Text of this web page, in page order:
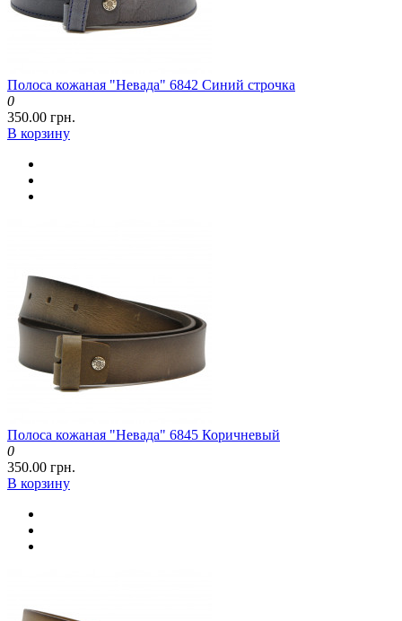
Полоса кожаная "Невада" 6842 Синий строчка
0
350.00 грн.
В корзину
Полоса кожаная "Невада" 6845 Коричневый
0
350.00 грн.
В корзину